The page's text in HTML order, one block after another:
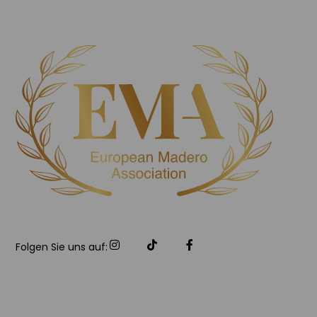
Folgen Sie uns auf: